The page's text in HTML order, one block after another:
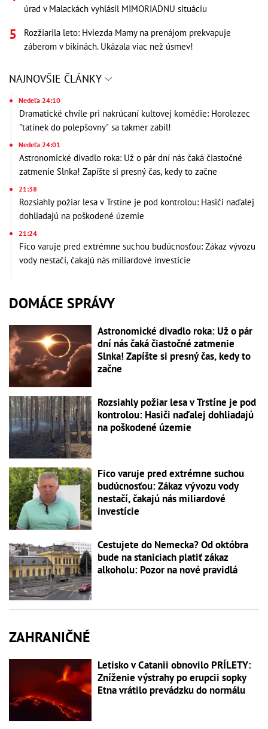
úrad v Malackách vyhlásil MIMORIADNU situáciu
Rozžiarila leto: Hviezda Mamy na prenájom prekvapuje
záberom v bikinách. Ukázala viac než úsmev!
NAJNOVŠIE ČLÁNKY
Nedeľa 24:10
Dramatické chvíle pri nakrúcaní kultovej komédie: Horolezec
"tatínek do polepšovny" sa takmer zabil!
Nedeľa 24:01
Astronomické divadlo roka: Už o pár dní nás čaká čiastočné
zatmenie Slnka! Zapíšte si presný čas, kedy to začne
21:38
Rozsiahly požiar lesa v Trstíne je pod kontrolou: Hasiči naďalej
dohliadajú na poškodené územie
21:24
Fico varuje pred extrémne suchou budúcnosťou: Zákaz vývozu
vody nestačí, čakajú nás miliardové investície
DOMÁCE SPRÁVY
Astronomické divadlo roka: Už o pár
dní nás čaká čiastočné zatmenie
Slnka! Zapíšte si presný čas, kedy to
začne
Rozsiahly požiar lesa v Trstíne je pod
kontrolou: Hasiči naďalej dohliadajú
na poškodené územie
Fico varuje pred extrémne suchou
budúcnosťou: Zákaz vývozu vody
nestačí, čakajú nás miliardové
investície
Cestujete do Nemecka? Od októbra
bude na staniciach platiť zákaz
alkoholu: Pozor na nové pravidlá
ZAHRANIČNÉ
Letisko v Catanii obnovilo PRÍLETY:
Zníženie výstrahy po erupcii sopky
Etna vrátilo prevádzku do normálu